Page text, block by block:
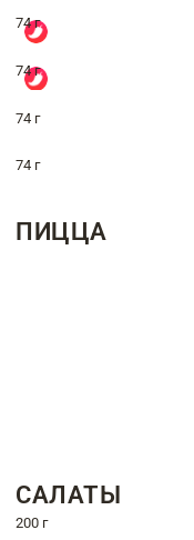
74 г
74 г
74 г
74 г
ПИЦЦА
САЛАТЫ
200 г